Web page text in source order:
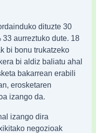
dituzte 30
aurreztuko dute. 18
bi bonu trukatzeko
bi aldiz baliatu ahal
bakarrean erabili
erosketaren
izango da.
izango dira
negozioak